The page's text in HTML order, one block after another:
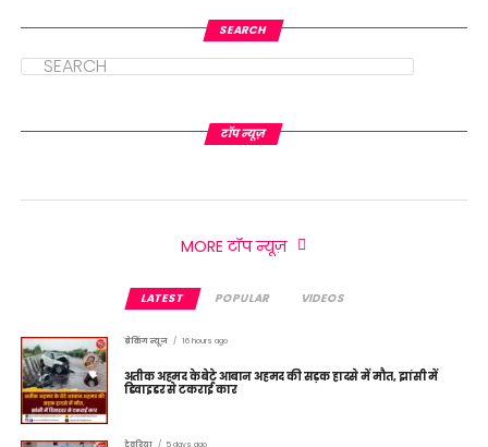
SEARCH
टॉप न्यूज़
MORE टॉप न्यूज़
LATEST POPULAR VIDEOS
ब्रेकिंग न्यूज़ 16 hours ago
अतीक अहमद के बेटे आबान अहमद की सड़क हादसे में मौत, झांसी में
डिवाइडर से टकराई कार
देवरिया 5 days ago